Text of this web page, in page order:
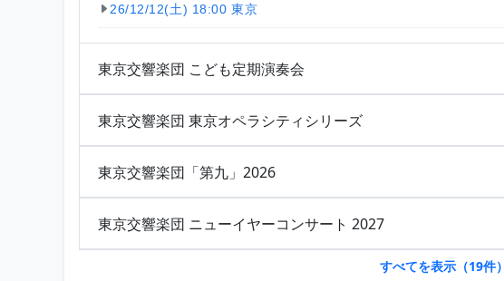
26/12/12(土) 18:00 東京
東京交響楽団 こども定期演奏会
東京交響楽団 東京オペラシティシリーズ
東京交響楽団「第九」2026
東京交響楽団 ニューイヤーコンサート 2027
すべてを表示（19件）